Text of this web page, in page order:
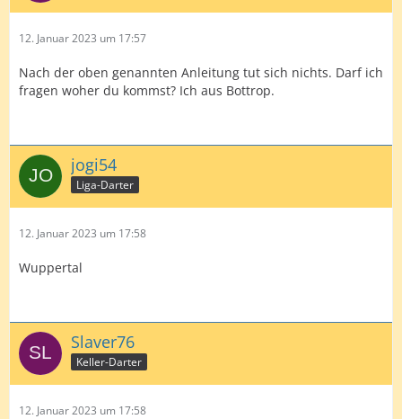
12. Januar 2023 um 17:57
Nach der oben genannten Anleitung tut sich nichts. Darf ich
fragen woher du kommst? Ich aus Bottrop.
jogi54
Liga-Darter
12. Januar 2023 um 17:58
Wuppertal
Slaver76
Keller-Darter
12. Januar 2023 um 17:58